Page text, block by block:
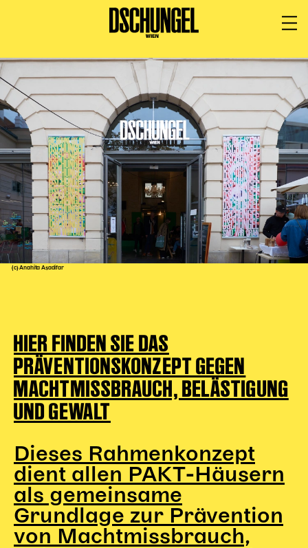
BARRIEREFREI
PROGRAMM
Vorstellungen
Festivals
Wild & Schön Festival
Gastspiele
Extras
Available for Touring
Archiv
Kinder Kunst
Workshops
Abenteuernacht
Kinder-Redaktion
Junge Kunst
Angewandte + DSCHUNGEL WIEN
MAGMA 25/26
Dramaturgie + Stadt
Theaterwerkstätten
(c) Anahita Asadifar
HIER FINDEN SIE DAS
PRÄVENTIONSKONZEPT GEGEN
MACHTMISSBRAUCH, BELÄSTIGUNG
UND GEWALT
Dieses Rahmenkonzept
dient allen PAKT-Häusern
als gemeinsame
Grundlage zur Prävention
von Machtmissbrauch,